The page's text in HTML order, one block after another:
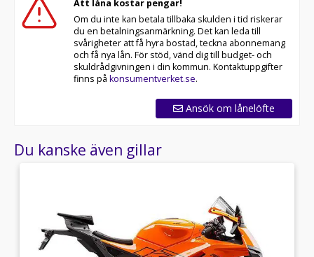
Att låna kostar pengar!
Om du inte kan betala tillbaka skulden i tid riskerar
du en betalningsanmärkning. Det kan leda till
svårigheter att få hyra bostad, teckna abonnemang
och få nya lån. För stöd, vänd dig till budget- och
skuldrådgivningen i din kommun. Kontaktuppgifter
finns på konsumentverket.se.
Ansök om lånelöfte
Du kanske även gillar